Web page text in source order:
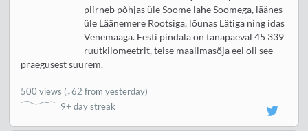
piirneb põhjas üle Soome lahe Soomega, läänes
üle Läänemere Rootsiga, lõunas Lätiga ning idas
Venemaaga. Eesti pindala on tänapäeval 45 339
ruutkilomeetrit, teise maailmasõja eel oli see
praegusest suurem.
500 views (↓62 from yesterday)
9+ day streak